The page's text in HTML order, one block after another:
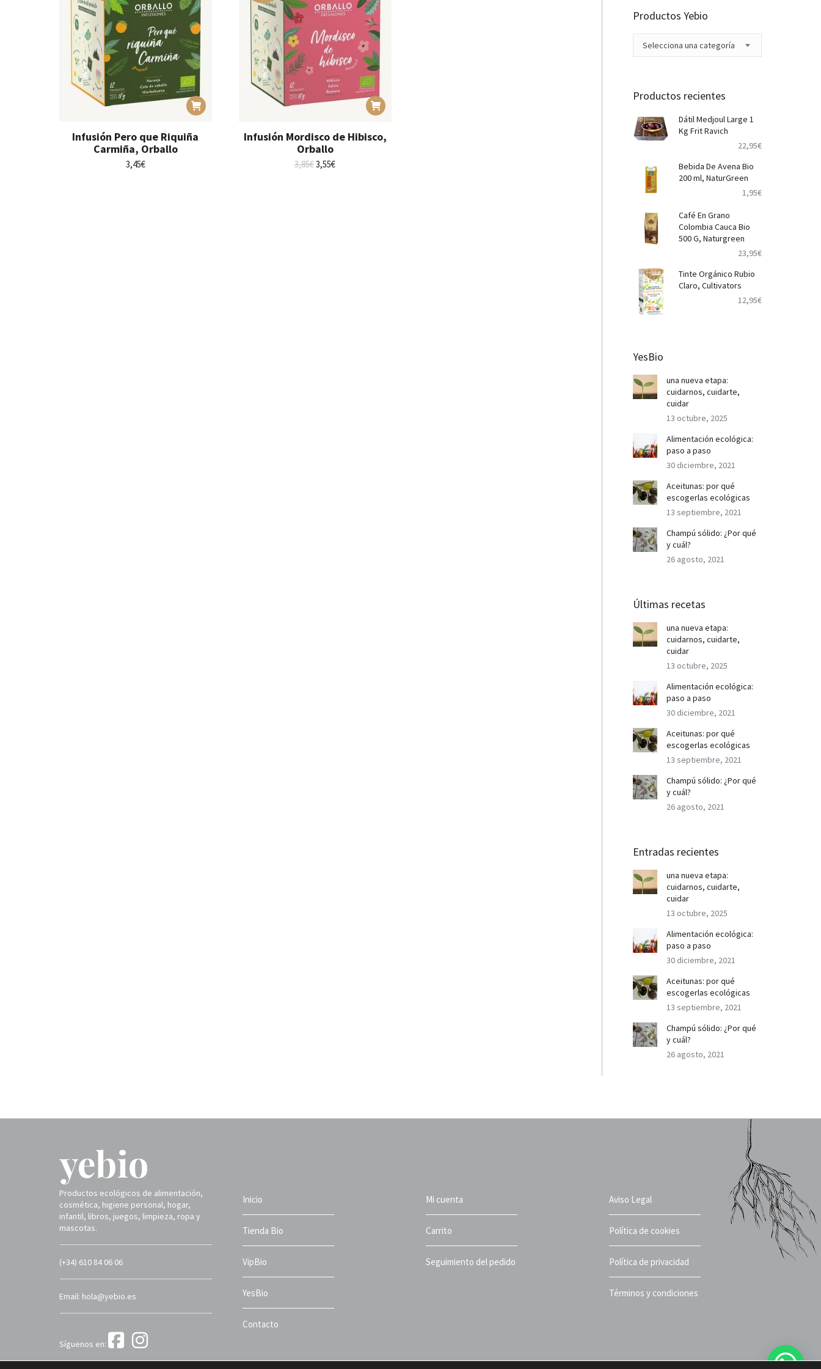
Infusión Pero que Riquiña
Carmiña, Orballo
3,45€
Infusión Mordisco de Hibisco,
Orballo
3,85€El
3,55€El
Productos Yebio
Selecciona una categoría
Productos recientes
Dátil Medjoul Large 1
Kg Frit Ravich
22,95€
Bebida De Avena Bio
200 ml, NaturGreen
1,95€
Café En Grano
Colombia Cauca Bio
500 G, Naturgreen
23,95€
Tinte Orgánico Rubio
Claro, Cultivators
12,95€
YesBio
una nueva etapa:
cuidarnos, cuidarte,
cuidar
13 octubre, 2025
Alimentación ecológica:
paso a paso
30 diciembre, 2021
Aceitunas: por qué
escogerlas ecológicas
13 septiembre, 2021
Champú sólido: ¿Por qué
y cuál?
26 agosto, 2021
Últimas recetas
una nueva etapa:
cuidarnos, cuidarte,
cuidar
13 octubre, 2025
Alimentación ecológica:
paso a paso
30 diciembre, 2021
Aceitunas: por qué
escogerlas ecológicas
13 septiembre, 2021
Champú sólido: ¿Por qué
y cuál?
26 agosto, 2021
Entradas recientes
una nueva etapa:
cuidarnos, cuidarte,
cuidar
13 octubre, 2025
Alimentación ecológica:
paso a paso
30 diciembre, 2021
Aceitunas: por qué
escogerlas ecológicas
13 septiembre, 2021
Champú sólido: ¿Por qué
y cuál?
26 agosto, 2021
Productos ecológicos de alimentación,
cosmética, higiene personal, hogar,
infantil, libros, juegos, limpieza, ropa y
mascotas.
(+34) 610 84 06 06
Email: hola@yebio.es
Síguenos en:
Inicio
Tienda Bio
VipBio
YesBio
Contacto
Mi cuenta
Carrito
Seguimiento del pedido
Aviso Legal
Política de cookies
Política de privacidad
Términos y condiciones